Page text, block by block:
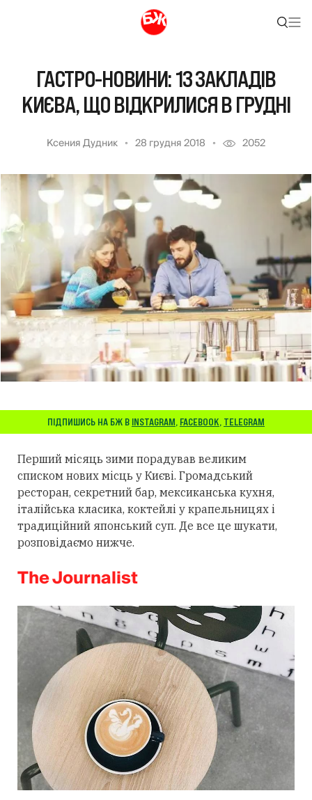
ГАСТРО-НОВИНИ: 13 ЗАКЛАДІВ
КИЄВА, ЩО ВІДКРИЛИСЯ В ГРУДНІ
Ксения Дудник 28 грудня 2018 2052
ПІДПИШИСЬ НА БЖ В INSTAGRAM, FACEBOOK, TELEGRAM
Перший місяць зими порадував великим
списком нових місць у Києві. Громадський
ресторан, секретний бар, мексиканська кухня,
італійська класика, коктейлі у крапельницях і
традиційний японський суп. Де все це шукати,
розповідаємо нижче.
The Journalist